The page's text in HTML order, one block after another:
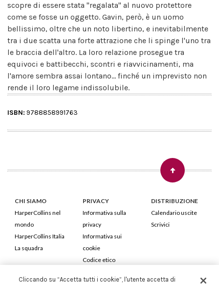
scopre di essere stata "regalata" al nuovo protettore
come se fosse un oggetto. Gavin, però, è un uomo
bellissimo, oltre che un noto libertino, e inevitabilmente
tra i due scatta una forte attrazione che li spinge l'uno tra
le braccia dell'altro. La loro relazione prosegue tra
equivoci e battibecchi, scontri e riavvicinamenti, ma
l'amore sembra assai lontano... finché un imprevisto non
rende il loro legame indissolubile.
ISBN: 9788858991763
CHI SIAMO
HarperCollins nel
mondo
HarperCollins Italia
La squadra
PRIVACY
Informativa sulla
privacy
Informativa sui
cookie
Codice etico
DISTRIBUZIONE
Calendario uscite
Scrivici
HarperCollins Italia S.p.A. Viale Monte Nero, 84 - 20135 Milano
Cliccando su “Accetta tutti i cookie”, l'utente accetta di